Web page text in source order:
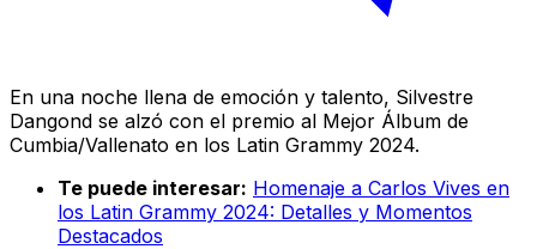
En una noche llena de emoción y talento, Silvestre
Dangond se alzó con el premio al Mejor Álbum de
Cumbia/Vallenato en los Latin Grammy 2024.
Te puede interesar: Homenaje a Carlos Vives en
los Latin Grammy 2024: Detalles y Momentos
Destacados